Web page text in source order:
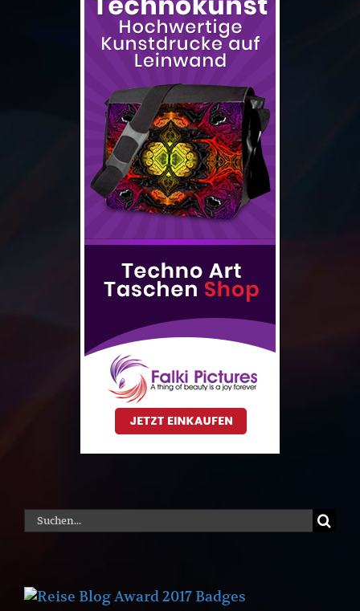
Suche
nach: